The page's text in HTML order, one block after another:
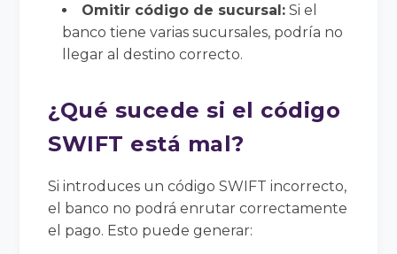
Omitir código de sucursal: Si el
banco tiene varias sucursales, podría no
llegar al destino correcto.
¿Qué sucede si el código
SWIFT está mal?
Si introduces un código SWIFT incorrecto,
el banco no podrá enrutar correctamente
el pago. Esto puede generar: